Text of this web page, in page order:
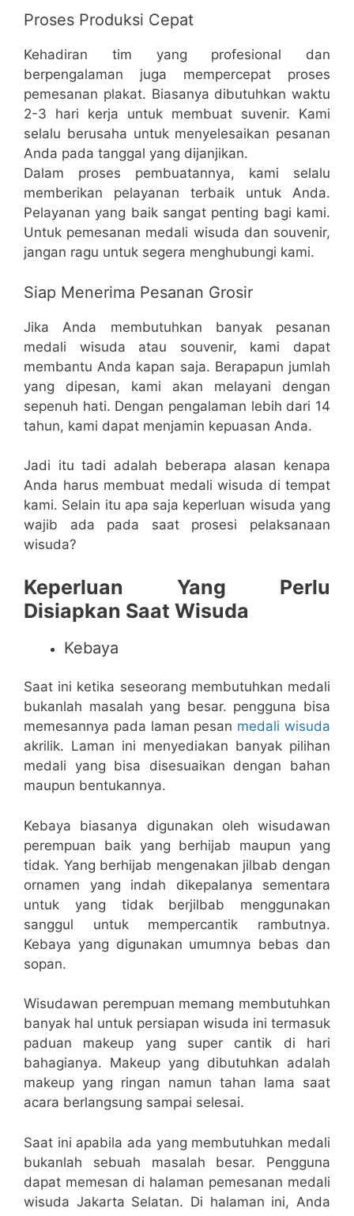
Proses Produksi Cepat
Kehadiran tim yang profesional dan
berpengalaman juga mempercepat proses
pemesanan plakat. Biasanya dibutuhkan waktu
2-3 hari kerja untuk membuat suvenir. Kami
selalu berusaha untuk menyelesaikan pesanan
Anda pada tanggal yang dijanjikan.
Dalam proses pembuatannya, kami selalu
memberikan pelayanan terbaik untuk Anda.
Pelayanan yang baik sangat penting bagi kami.
Untuk pemesanan medali wisuda dan souvenir,
jangan ragu untuk segera menghubungi kami.
Siap Menerima Pesanan Grosir
Jika Anda membutuhkan banyak pesanan
medali wisuda atau souvenir, kami dapat
membantu Anda kapan saja. Berapapun jumlah
yang dipesan, kami akan melayani dengan
sepenuh hati. Dengan pengalaman lebih dari 14
tahun, kami dapat menjamin kepuasan Anda.
Jadi itu tadi adalah beberapa alasan kenapa
Anda harus membuat medali wisuda di tempat
kami. Selain itu apa saja keperluan wisuda yang
wajib ada pada saat prosesi pelaksanaan
wisuda?
Keperluan Yang Perlu
Disiapkan Saat Wisuda
Kebaya
Saat ini ketika seseorang membutuhkan medali
bukanlah masalah yang besar. pengguna bisa
memesannya pada laman pesan medali wisuda
akrilik. Laman ini menyediakan banyak pilihan
medali yang bisa disesuaikan dengan bahan
maupun bentukannya.
Kebaya biasanya digunakan oleh wisudawan
perempuan baik yang berhijab maupun yang
tidak. Yang berhijab mengenakan jilbab dengan
ornamen yang indah dikepalanya sementara
untuk yang tidak berjilbab menggunakan
sanggul untuk mempercantik rambutnya.
Kebaya yang digunakan umumnya bebas dan
sopan.
Wisudawan perempuan memang membutuhkan
banyak hal untuk persiapan wisuda ini termasuk
paduan makeup yang super cantik di hari
bahagianya. Makeup yang dibutuhkan adalah
makeup yang ringan namun tahan lama saat
acara berlangsung sampai selesai.
Saat ini apabila ada yang membutuhkan medali
bukanlah sebuah masalah besar. Pengguna
dapat memesan di halaman pemesanan medali
wisuda Jakarta Selatan. Di halaman ini, Anda